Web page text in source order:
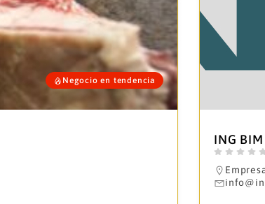
Negocio en tendencia
ING